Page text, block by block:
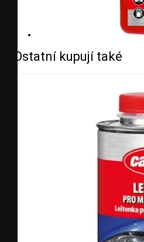
Ostatní kupují také